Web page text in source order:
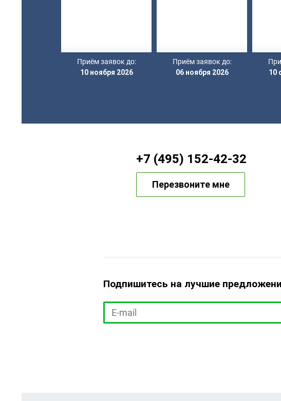
Приём заявок до:
10 ноября 2026
Приём заявок до:
06 ноября 2026
10
+7 (495) 152-42-32
Перезвоните мне
Подпишитесь на лучшие